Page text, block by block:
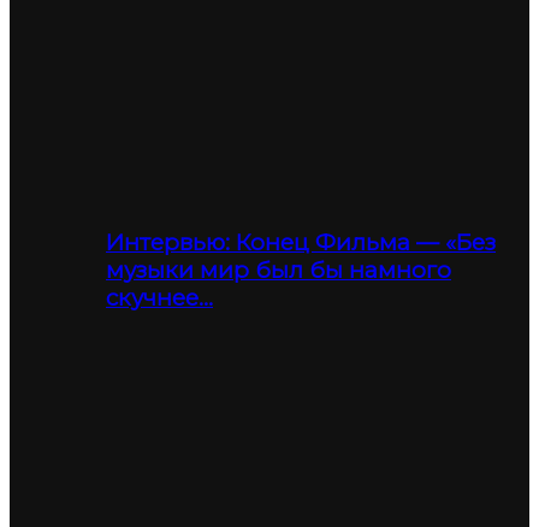
Интервью: Конец Фильма — «Без
музыки мир был бы намного
скучнее…